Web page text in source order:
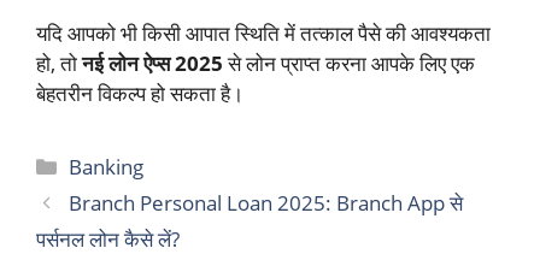
यदि आपको भी किसी आपात स्थिति में तत्काल पैसे की आवश्यकता
हो, तोनई लोन ऐप्स 2025से लोन प्राप्त करना आपके लिए एक
बेहतरीन विकल्प हो सकता है।
Categories
Banking
Branch Personal Loan 2025: Branch App से
पर्सनल लोन कैसे लें?